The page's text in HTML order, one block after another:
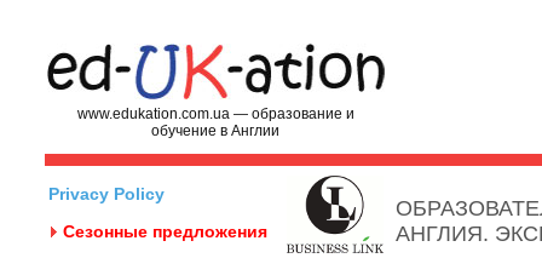
www.edukation.com.ua — образование и
обучение в Англии
Privacy Policy
Сезонные предложения
АНГЛИЯ.